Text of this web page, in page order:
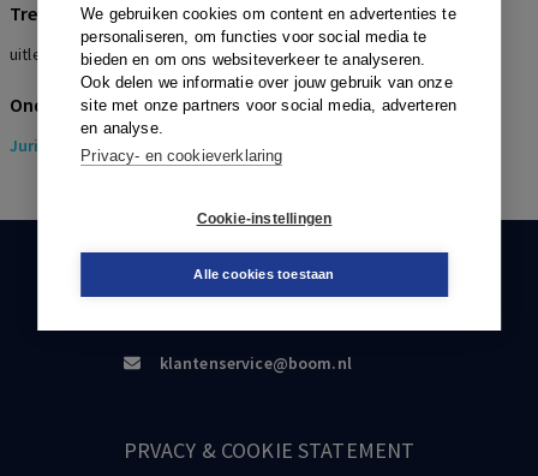
We gebruiken cookies om content en advertenties te
personaliseren, om functies voor social media te
bieden en om ons websiteverkeer te analyseren.
Ook delen we informatie over jouw gebruik van onze
site met onze partners voor social media, adverteren
en analyse.
Privacy- en cookieverklaring
Cookie-instellingen
Alle cookies toestaan
Trefwoorden
uitleg werkingssfeerbepaling, verplichtstelling
Onderwerpen
Juridisch > Pensioenrecht
KLANTENSERVICE
klantenservice@boom.nl
PRVACY & COOKIE STATEMENT